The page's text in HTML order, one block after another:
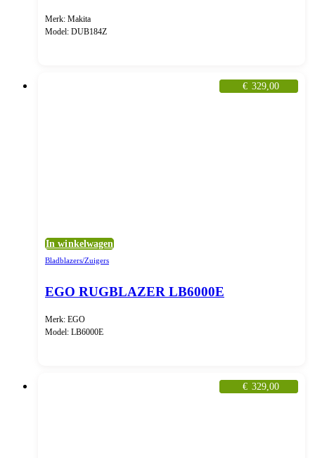
Merk: Makita
Model: DUB184Z
€ 329,00
In winkelwagen
Bladblazers/Zuigers
EGO RUGBLAZER LB6000E
Merk: EGO
Model: LB6000E
€ 329,00